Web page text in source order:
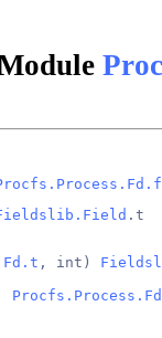
.t
, int)